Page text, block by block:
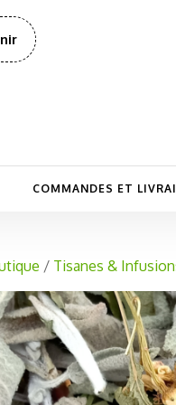
Faire
un
COMMANDES ET
/ Tisanes &